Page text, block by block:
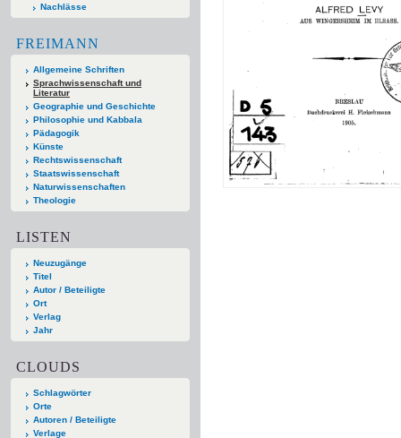
Nachlässe
FREIMANN
Allgemeine Schriften
Sprachwissenschaft und
Literatur
Geographie und Geschichte
Philosophie und Kabbala
Pädagogik
Künste
Rechtswissenschaft
Staatswissenschaft
Naturwissenschaften
Theologie
LISTEN
Neuzugänge
Titel
Autor / Beteiligte
Ort
Verlag
Jahr
CLOUDS
Schlagwörter
Orte
Autoren / Beteiligte
Verlage